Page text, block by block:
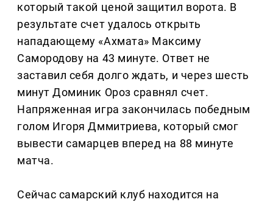
который такой ценой защитил ворота. В
результате счет удалось открыть
нападающему «Ахмата» Максиму
Самородову на 43 минуте. Ответ не
заставил себя долго ждать, и через шесть
минут Доминик Ороз сравнял счет.
Напряженная игра закончилась победным
голом Игоря Дммитриева, который смог
вывести самарцев вперед на 88 минуте
матча.
Сейчас самарский клуб находится на